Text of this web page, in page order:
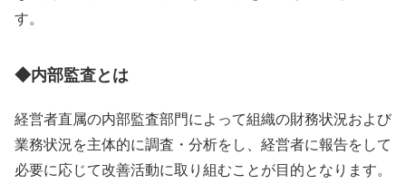
す。
◆内部監査とは
経営者直属の内部監査部門によって組織の財務状況および
業務状況を主体的に調査・分析をし、経営者に報告をして
必要に応じて改善活動に取り組むことが目的となります。